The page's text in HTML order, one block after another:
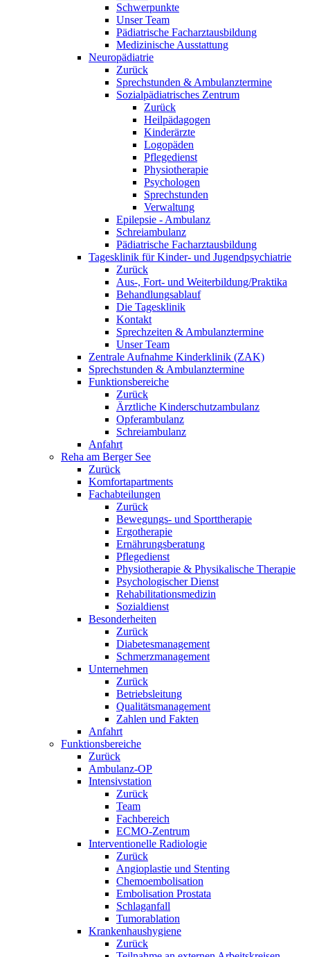
Schwerpunkte
Unser Team
Pädiatrische Facharztausbildung
Medizinische Ausstattung
Neuropädiatrie
Zurück
Sprechstunden & Ambulanztermine
Sozialpädiatrisches Zentrum
Zurück
Heilpädagogen
Kinderärzte
Logopäden
Pflegedienst
Physiotherapie
Psychologen
Sprechstunden
Verwaltung
Epilepsie - Ambulanz
Schreiambulanz
Pädiatrische Facharztausbildung
Tagesklinik für Kinder- und Jugendpsychiatrie
Zurück
Aus-, Fort- und Weiterbildung/Praktika
Behandlungsablauf
Die Tagesklinik
Kontakt
Sprechzeiten & Ambulanztermine
Unser Team
Zentrale Aufnahme Kinderklinik (ZAK)
Sprechstunden & Ambulanztermine
Funktionsbereiche
Zurück
Ärztliche Kinderschutzambulanz
Opferambulanz
Schreiambulanz
Anfahrt
Reha am Berger See
Zurück
Komfortapartments
Fachabteilungen
Zurück
Bewegungs- und Sporttherapie
Ergotherapie
Ernährungsberatung
Pflegedienst
Physiotherapie & Physikalische Therapie
Psychologischer Dienst
Rehabilitationsmedizin
Sozialdienst
Besonderheiten
Zurück
Diabetesmanagement
Schmerzmanagement
Unternehmen
Zurück
Betriebsleitung
Qualitätsmanagement
Zahlen und Fakten
Anfahrt
Funktionsbereiche
Zurück
Ambulanz-OP
Intensivstation
Zurück
Team
Fachbereich
ECMO-Zentrum
Interventionelle Radiologie
Zurück
Angioplastie und Stenting
Chemoembolisation
Embolisation Prostata
Schlaganfall
Tumorablation
Krankenhaushygiene
Zurück